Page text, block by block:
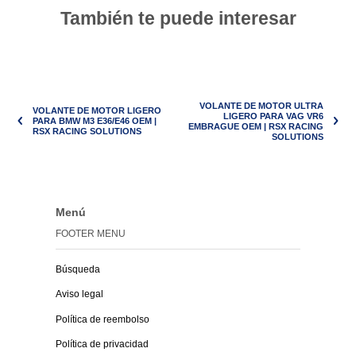
También te puede interesar
VOLANTE DE MOTOR LIGERO
PARA BMW M3 E36/E46 OEM |
RSX RACING SOLUTIONS
VOLANTE DE MOTOR ULTRA
LIGERO PARA VAG VR6
EMBRAGUE OEM | RSX RACING
SOLUTIONS
Menú
FOOTER MENU
Búsqueda
Aviso legal
Política de reembolso
Política de privacidad